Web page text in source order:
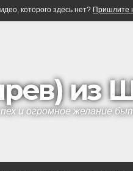
которого здесь нет? Пришлите
из
и огромное желание